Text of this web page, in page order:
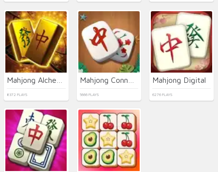
8372 PLAYS 5666 PLAYS
Mahjong Digital
6276 PLAYS